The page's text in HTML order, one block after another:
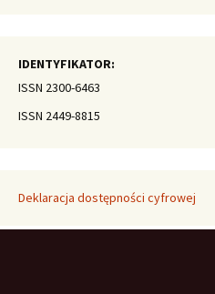
IDENTYFIKATOR:
ISSN 2300-6463
ISSN 2449-8815
Deklaracja dostępności cyfrowej